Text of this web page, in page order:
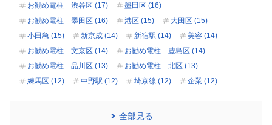
お勧め電柱 渋谷区 (17)
墨田区 (16)
お勧め電柱 墨田区 (16)
港区 (15)
大田区 (15)
小田急 (15)
新京成 (14) 新宿駅 (14)
美容 (14)
お勧め電柱 文京区 (14)
お勧め電柱 豊島区 (14)
お勧め電柱 品川区 (13)
お勧め電柱 北区 (13)
練馬区 (12)
中野駅 (12) 埼京線 (12) 企業 (12)
全部見る